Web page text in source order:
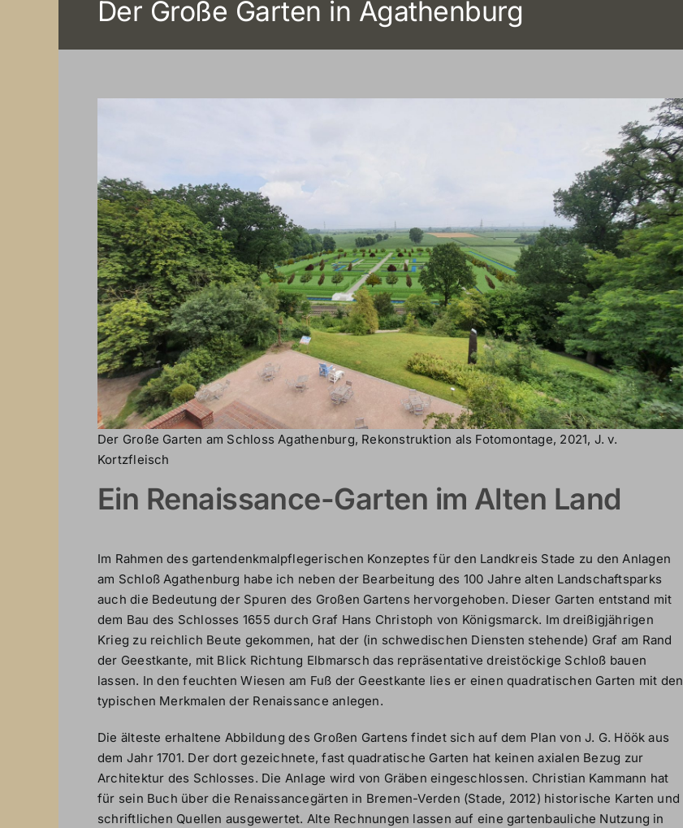
Der Große Garten in Agathenburg
Der Große Garten am Schloss Agathenburg, Rekonstruktion als Fotomontage, 2021, J. v.
Kortzfleisch
Ein Renaissance-Garten im Alten Land
Im Rahmen des gartendenkmalpflegerischen Konzeptes für den Landkreis Stade zu den Anlagen
am Schloß Agathenburg habe ich neben der Bearbeitung des 100 Jahre alten Landschaftsparks
auch die Bedeutung der Spuren des Großen Gartens hervorgehoben. Dieser Garten entstand mit
dem Bau des Schlosses 1655 durch Graf Hans Christoph von Königsmarck. Im dreißigjährigen
Krieg zu reichlich Beute gekommen, hat der (in schwedischen Diensten stehende) Graf am Rand
der Geestkante, mit Blick Richtung Elbmarsch das repräsentative dreistöckige Schloß bauen
lassen. In den feuchten Wiesen am Fuß der Geestkante lies er einen quadratischen Garten mit den
typischen Merkmalen der Renaissance anlegen.
Die älteste erhaltene Abbildung des Großen Gartens findet sich auf dem Plan von J. G. Höök aus
dem Jahr 1701. Der dort gezeichnete, fast quadratische Garten hat keinen axialen Bezug zur
Architektur des Schlosses. Die Anlage wird von Gräben eingeschlossen. Christian Kammann hat
für sein Buch über die Renaissancegärten in Bremen-Verden (Stade, 2012) historische Karten und
schriftlichen Quellen ausgewertet. Alte Rechnungen lassen auf eine gartenbauliche Nutzung in